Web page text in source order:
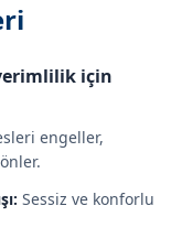
için
engeller,
Sessiz ve konforlu